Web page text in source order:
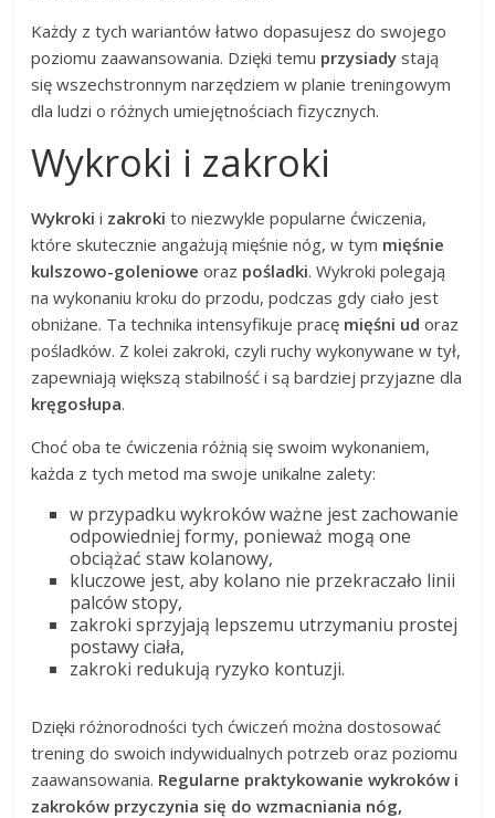
Każdy z tych wariantów łatwo dopasujesz do swojego
poziomu zaawansowania. Dzięki temu przysiady stają
się wszechstronnym narzędziem w planie treningowym
dla ludzi o różnych umiejętnościach fizycznych.
Wykroki i zakroki
Wykroki i zakroki to niezwykle popularne ćwiczenia,
które skutecznie angażują mięśnie nóg, w tym mięśnie
kulszowo-goleniowe oraz pośladki. Wykroki polegają
na wykonaniu kroku do przodu, podczas gdy ciało jest
obniżane. Ta technika intensyfikuje pracę mięśni ud oraz
pośladków. Z kolei zakroki, czyli ruchy wykonywane w tył,
zapewniają większą stabilność i są bardziej przyjazne dla
kręgosłupa.
Choć oba te ćwiczenia różnią się swoim wykonaniem,
każda z tych metod ma swoje unikalne zalety:
w przypadku wykroków ważne jest zachowanie
odpowiedniej formy, ponieważ mogą one
obciążać staw kolanowy,
kluczowe jest, aby kolano nie przekraczało linii
palców stopy,
zakroki sprzyjają lepszemu utrzymaniu prostej
postawy ciała,
zakroki redukują ryzyko kontuzji.
Dzięki różnorodności tych ćwiczeń można dostosować
trening do swoich indywidualnych potrzeb oraz poziomu
zaawansowania. Regularne praktykowanie wykroków i
zakroków przyczynia się do wzmacniania nóg,